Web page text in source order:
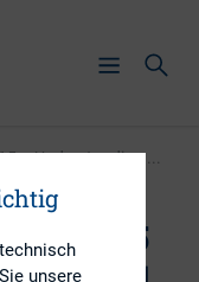
– Understanding ...
2015
unsere